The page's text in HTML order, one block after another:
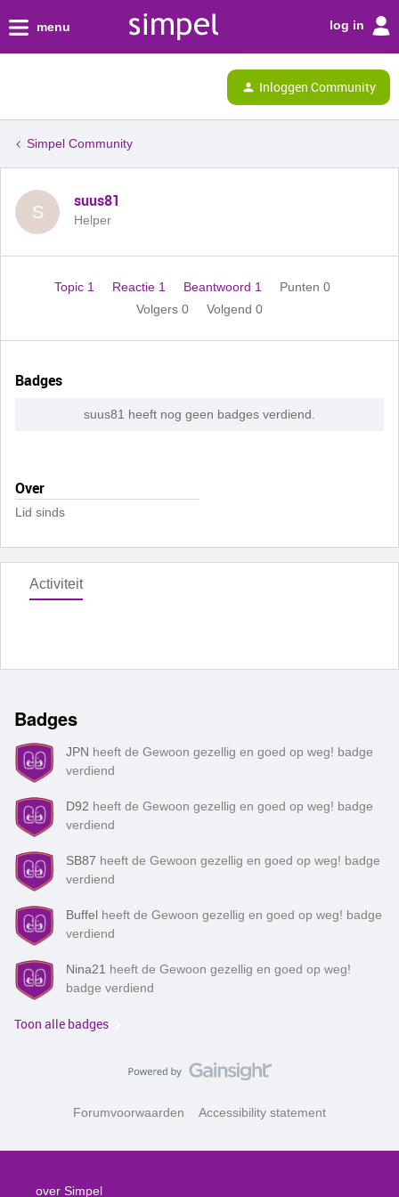
menu log in
Inloggen Community
Simpel Community
S
suus81
Helper
Topic 1 Reactie 1 Beantwoord 1
Punten 0
Volgers 0 Volgend 0
Badges
suus81 heeft nog geen badges verdiend.
Over
Lid sinds
Activiteit
Badges
JPN heeft de Gewoon gezellig en goed op weg! badge
verdiend
D92 heeft de Gewoon gezellig en goed op weg! badge
verdiend
SB87 heeft de Gewoon gezellig en goed op weg! badge
verdiend
Buffel heeft de Gewoon gezellig en goed op weg! badge
verdiend
Nina21 heeft de Gewoon gezellig en goed op weg!
badge verdiend
Toon alle badges
Forumvoorwaarden Accessibility statement
over Simpel